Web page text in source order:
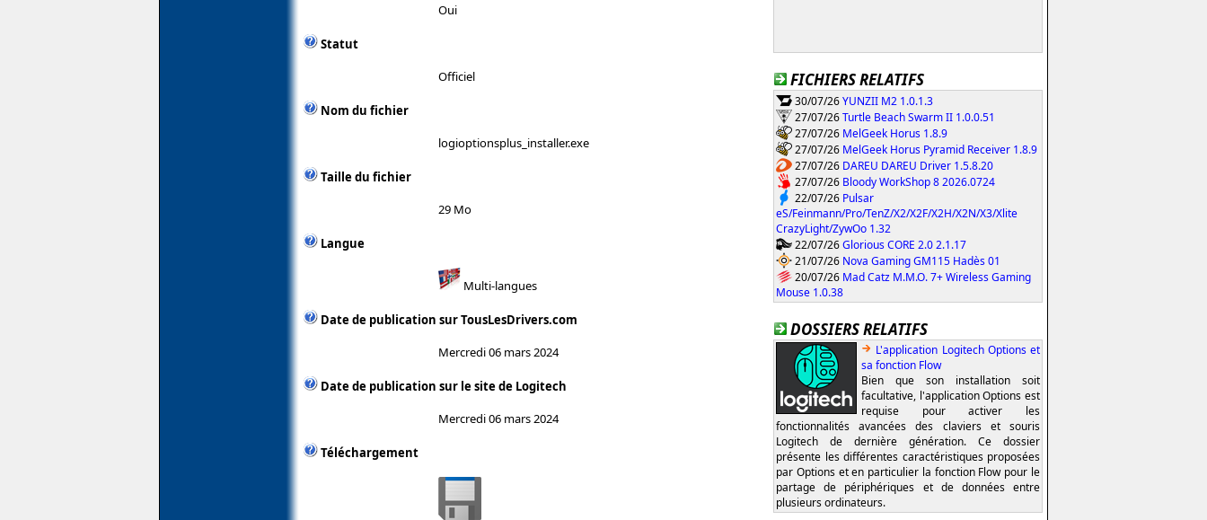
Oui
Statut
Officiel
Nom du fichier
logioptionsplus_installer.exe
Taille du fichier
29 Mo
Langue
Multi-langues
Date de publication sur TousLesDrivers.com
Mercredi 06 mars 2024
Date de publication sur le site de Logitech
Mercredi 06 mars 2024
Téléchargement
FICHIERS RELATIFS
30/07/26YUNZII M2 1.0.1.3
27/07/26Turtle Beach Swarm II 1.0.0.51
27/07/26 MelGeek Horus 1.8.9
27/07/26 MelGeek Horus Pyramid Receiver 1.8.9
27/07/26 DAREU DAREU Driver 1.5.8.20
27/07/26 Bloody WorkShop 8 2026.0724
22/07/26 Pulsar
eS/Feinmann/Pro/TenZ/X2/X2F/X2H/X2N/X3/Xlite
CrazyLight/ZywOo 1.32
22/07/26Glorious CORE 2.0 2.1.17
21/07/26 Nova Gaming GM115 Hadès 01
20/07/26 Mad Catz M.M.O. 7+ Wireless Gaming
Mouse 1.0.38
DOSSIERS RELATIFS
L'application Logitech Options et
sa fonction Flow
Bien que son installation soit
facultative, l'application Options est
requise pour activer les
fonctionnalités avancées des claviers et souris
Logitech de dernière génération. Ce dossier
présente les différentes caractéristiques proposées
par Options et en particulier la fonction Flow pour le
partage de périphériques et de données entre
plusieurs ordinateurs.